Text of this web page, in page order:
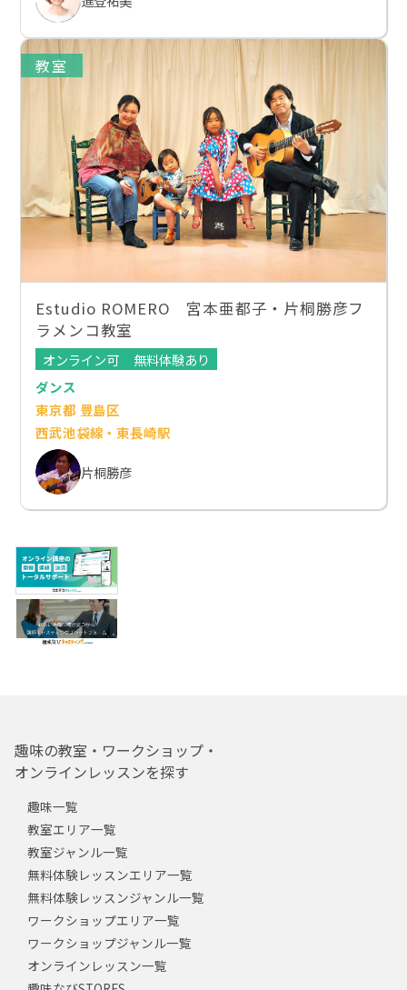
教室
Estudio ROMERO 宮本亜都子・片桐勝彦フ
ラメンコ教室
オンライン可
無料体験あり
ダンス
東京都 豊島区
西武池袋線・東長崎駅
片桐勝彦
趣味の教室・ワークショップ・
オンラインレッスンを探す
趣味一覧
教室エリア一覧
教室ジャンル一覧
無料体験レッスンエリア一覧
無料体験レッスンジャンル一覧
ワークショップエリア一覧
ワークショップジャンル一覧
オンラインレッスン一覧